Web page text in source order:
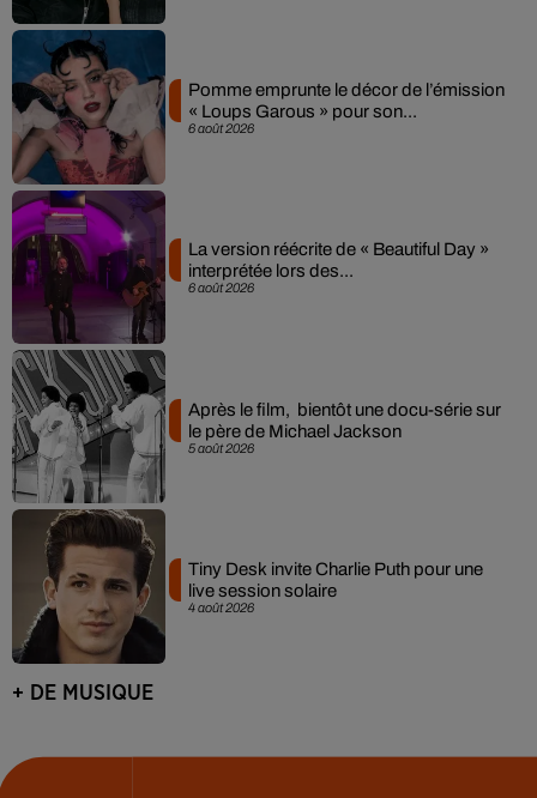
6 août 2026
Pomme emprunte le décor de l’émission
« Loups Garous » pour son...
6 août 2026
La version réécrite de « Beautiful Day »
interprétée lors des...
5 août 2026
Après le film, bientôt une docu-série sur
le père de Michael Jackson
4 août 2026
Tiny Desk invite Charlie Puth pour une
live session solaire
+ DE MUSIQUE